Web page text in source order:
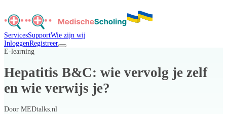
ServicesSupportWie zijn wij
InloggenRegistreer
E-learning
Hepatitis B&C: wie vervolg je zelf
en wie verwijs je?
Door MEDtalks.nl